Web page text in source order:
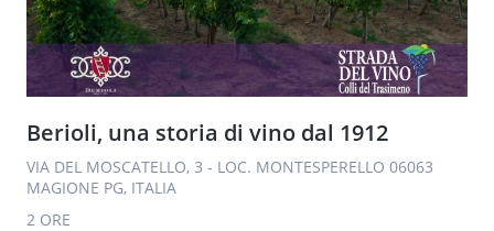
Berioli, una storia di vino dal 1912
VIA DEL MOSCATELLO, 3 - LOC. MONTESPERELLO 06063
MAGIONE PG, ITALIA
2 ORE